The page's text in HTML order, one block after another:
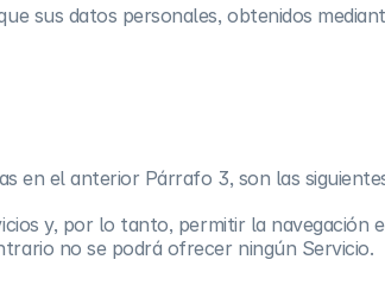
sus datos personales, obtenidos
en el anterior Párrafo 3, son las
y, por lo tanto, permitir la navegación
no se podrá ofrecer ningún Servicio.